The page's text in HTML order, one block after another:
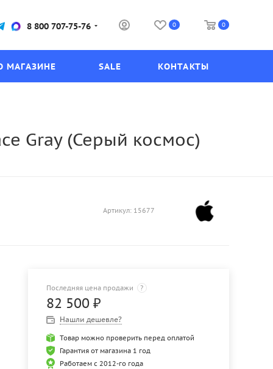
8 800 707-75-76 0 0
МАГАЗИНЕ SALE КОНТАКТЫ
Gray (Серый космос)
Артикул: 15677
Последняя цена продажи ?
82 500 ₽
Нашли дешевле?
Товар можно проверить перед оплатой
Гарантия от магазина 1 год
Работаем с 2012-го года